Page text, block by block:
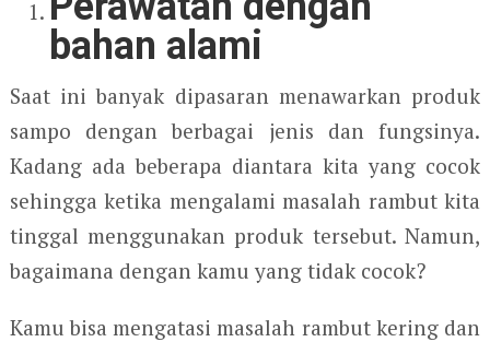
bahan alami
Saat ini banyak dipasaran menawarkan produk
sampo dengan berbagai jenis dan fungsinya.
Kadang ada beberapa diantara kita yang cocok
sehingga ketika mengalami masalah rambut kita
tinggal menggunakan produk tersebut. Namun,
bagaimana dengan kamu yang tidak cocok?
Kamu bisa mengatasi masalah rambut kering dan